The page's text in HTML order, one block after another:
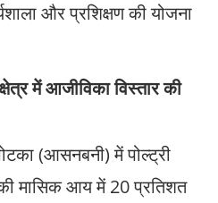
और प्रशिक्षण की योजना
में आजीविका विस्तार की
(आसनबनी) में पोल्ट्री
मासिक आय में 20 प्रतिशत